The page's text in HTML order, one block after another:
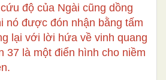
độ của Ngài cũng dồng
nó được đón nhận bằng tấm
lại với lời hứa về vinh quang
37 là một điển hình cho niềm